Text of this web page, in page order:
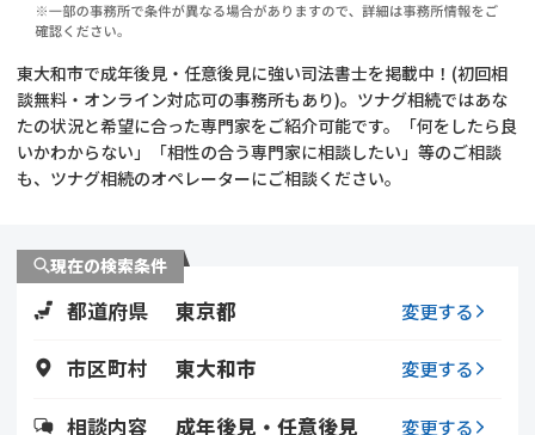
相続登記
遺留分侵害額請求
相続手続き
コラム
相続手続き
遺言
東大和市で成年後見・任意後見に強い司法書士を掲載中！(初回相
談無料・オンライン対応可の事務所もあり)。ツナグ相続ではあな
たの状況と希望に合った専門家をご紹介可能です。「何をしたら良
いかわからない」「相性の合う専門家に相談したい」等のご相談
も、ツナグ相続のオペレーターにご相談ください。
現在の検索条件
都道府県 東京都 変更する
市区町村 東大和市 変更する
相談内容 成年後見・任意後見 変更する